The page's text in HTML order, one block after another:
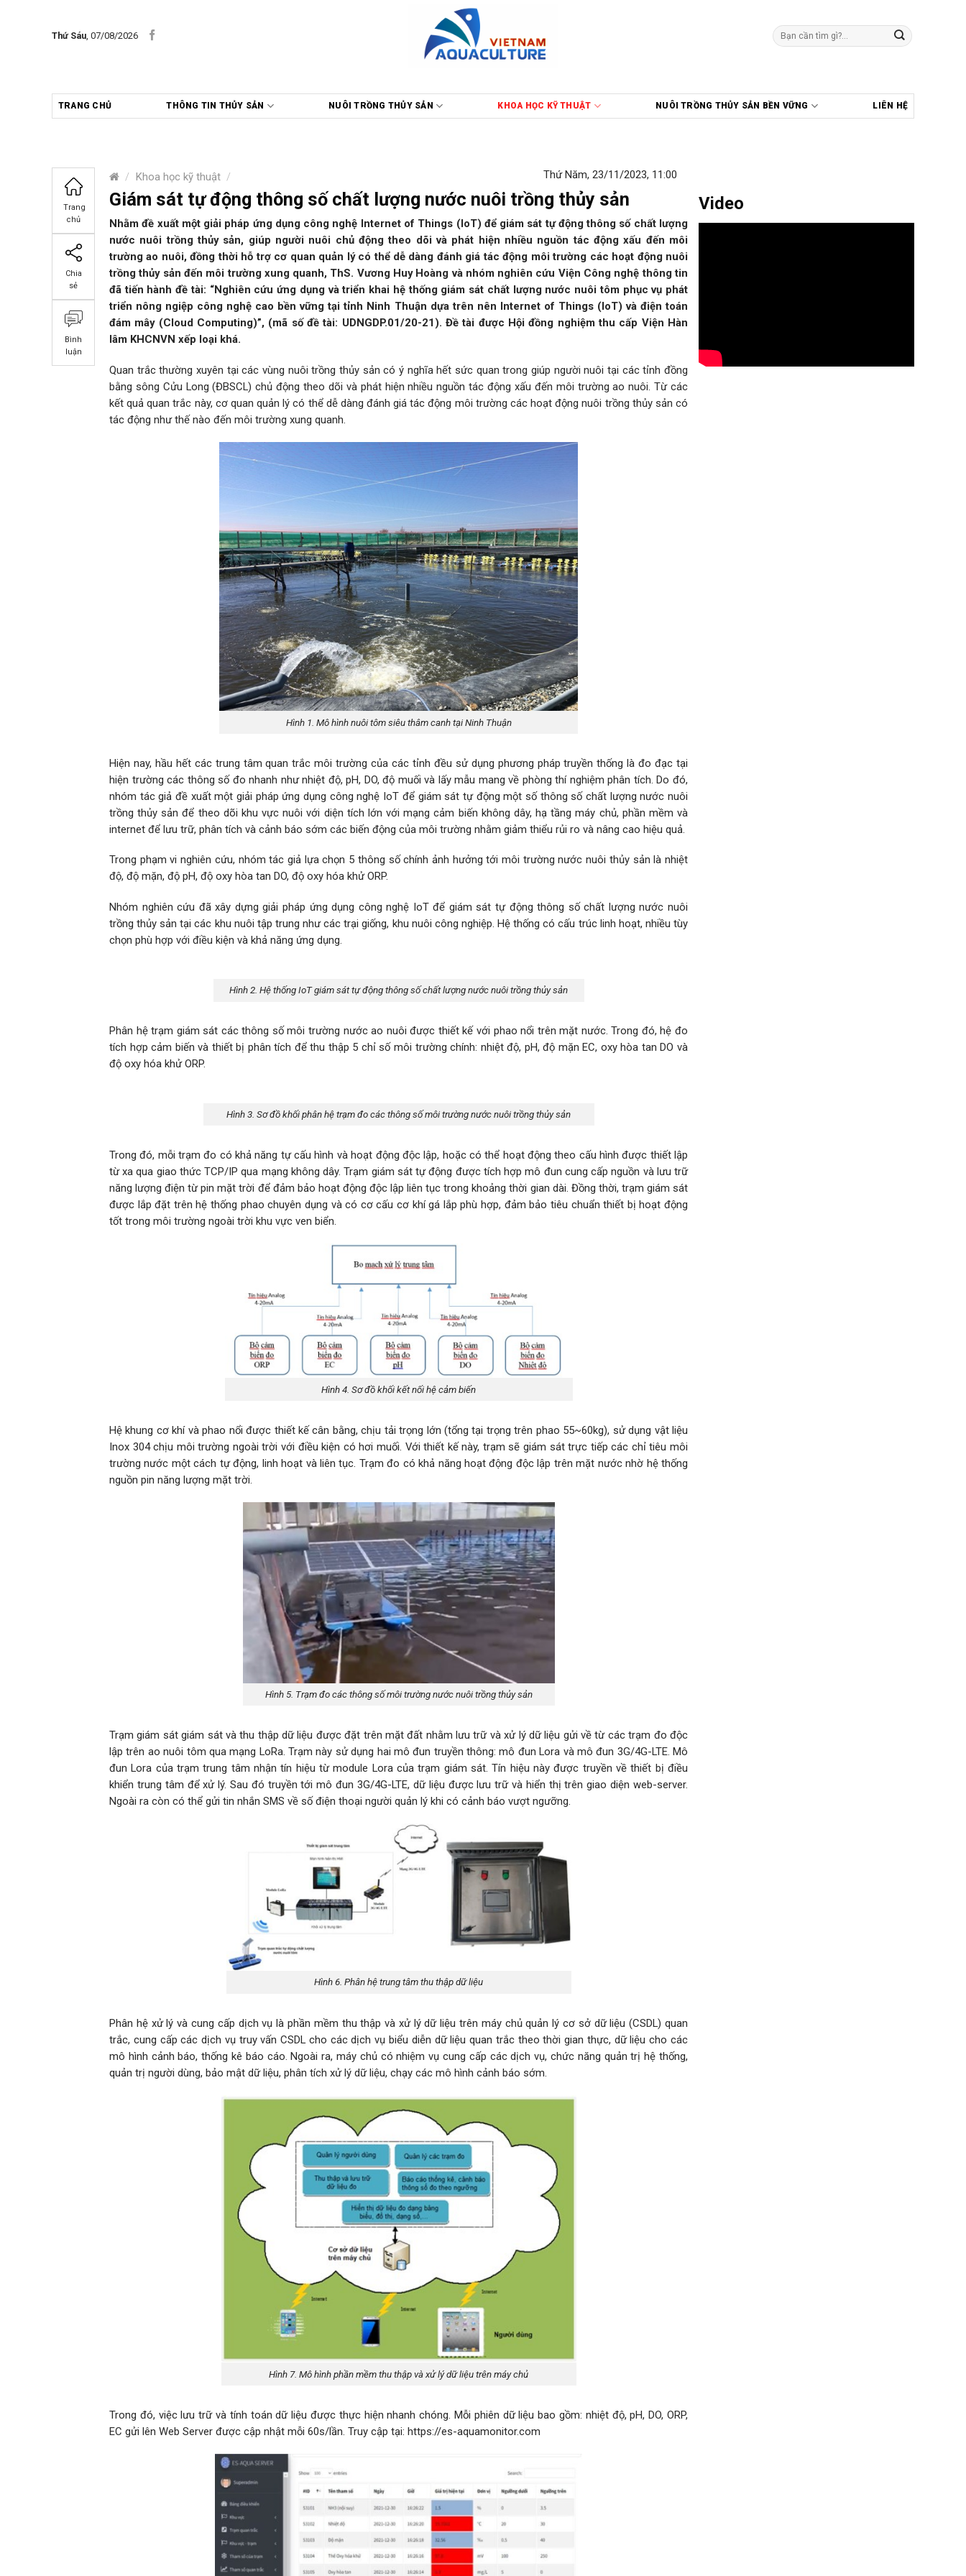
Thứ Sáu, 07/08/2026
Tìm
kiếm:
TRANG CHỦ THÔNG TIN THỦY SẢN NUÔI TRỒNG THỦY SẢN KHOA HỌC KỸ THUẬT NUÔI TRỒNG THỦY SẢN BỀN VỮNG LIÊN HỆ
/ Khoa học kỹ thuật /
Trang
chủ
Chia
sẻ
Bình
luận
Thứ Năm, 23/11/2023, 11:00
Giám sát tự động thông số chất lượng nước nuôi trồng thủy sản
Nhằm đề xuất một giải pháp ứng dụng công nghệ Internet of Things (IoT) để giám sát tự động thông số chất lượng
nước nuôi trồng thủy sản, giúp người nuôi chủ động theo dõi và phát hiện nhiều nguồn tác động xấu đến môi
trường ao nuôi, đồng thời hỗ trợ cơ quan quản lý có thể dễ dàng đánh giá tác động môi trường các hoạt động nuôi
trồng thủy sản đến môi trường xung quanh, ThS. Vương Huy Hoàng và nhóm nghiên cứu Viện Công nghệ thông tin
đã tiến hành đề tài: “Nghiên cứu ứng dụng và triển khai hệ thống giám sát chất lượng nước nuôi tôm phục vụ phát
triển nông ngiệp công nghệ cao bền vững tại tỉnh Ninh Thuận dựa trên nên Internet of Things (IoT) và điện toán
đám mây (Cloud Computing)”, (mã số đề tài: UDNGDP.01/20-21). Đề tài được Hội đồng nghiệm thu cấp Viện Hàn
lâm KHCNVN xếp loại khá.
Quan trắc thường xuyên tại các vùng nuôi trồng thủy sản có ý nghĩa hết sức quan trong giúp người nuôi tại các tỉnh đồng
bằng sông Cửu Long (ĐBSCL) chủ động theo dõi và phát hiện nhiều nguồn tác động xấu đến môi trường ao nuôi. Từ các
kết quả quan trắc này, cơ quan quản lý có thể dễ dàng đánh giá tác động môi trường các hoạt động nuôi trồng thủy sản có
tác động như thế nào đến môi trường xung quanh.
Hình 1. Mô hình nuôi tôm siêu thâm canh tại Ninh Thuận
Hiện nay, hầu hết các trung tâm quan trắc môi trường của các tỉnh đều sử dụng phương pháp truyền thống là đo đạc tại
hiện trường các thông số đo nhanh như nhiệt độ, pH, DO, độ muối và lấy mẫu mang về phòng thí nghiệm phân tích. Do đó,
nhóm tác giả đề xuất một giải pháp ứng dụng công nghệ IoT để giám sát tự động một số thông số chất lượng nước nuôi
trồng thủy sản để theo dõi khu vực nuôi với diện tích lớn với mạng cảm biến không dây, hạ tầng máy chủ, phần mềm và
internet để lưu trữ, phân tích và cảnh báo sớm các biến động của môi trường nhằm giảm thiểu rủi ro và nâng cao hiệu quả.
Trong phạm vi nghiên cứu, nhóm tác giả lựa chọn 5 thông số chính ảnh hưởng tới môi trường nước nuôi thủy sản là nhiệt
độ, độ mặn, độ pH, độ oxy hòa tan DO, độ oxy hóa khử ORP.
Nhóm nghiên cứu đã xây dựng giải pháp ứng dụng công nghệ IoT để giám sát tự động thông số chất lượng nước nuôi
trồng thủy sản tại các khu nuôi tập trung như các trại giống, khu nuôi công nghiệp. Hệ thống có cấu trúc linh hoạt, nhiều tùy
chọn phù hợp với điều kiện và khả năng ứng dụng.
Hình 2. Hệ thống IoT giám sát tự động thông số chất lượng nước nuôi trồng thủy sản
Phân hệ trạm giám sát các thông số môi trường nước ao nuôi được thiết kế với phao nổi trên mặt nước. Trong đó, hệ đo
tích hợp cảm biến và thiết bị phân tích để thu thập 5 chỉ số môi trường chính: nhiệt độ, pH, độ mặn EC, oxy hòa tan DO và
độ oxy hóa khử ORP.
Hình 3. Sơ đồ khối phân hệ trạm đo các thông số môi trường nước nuôi trồng thủy sản
Trong đó, mỗi trạm đo có khả năng tự cấu hình và hoạt động độc lập, hoặc có thể hoạt động theo cấu hình được thiết lập
từ xa qua giao thức TCP/IP qua mạng không dây. Trạm giám sát tự động được tích hợp mô đun cung cấp nguồn và lưu trữ
năng lượng điện từ pin mặt trời để đảm bảo hoạt động độc lập liên tục trong khoảng thời gian dài. Đồng thời, trạm giám sát
được lắp đặt trên hệ thống phao chuyên dụng và có cơ cấu cơ khí gá lắp phù hợp, đảm bảo tiêu chuẩn thiết bị hoạt động
tốt trong môi trường ngoài trời khu vực ven biển.
Hình 4. Sơ đồ khối kết nối hệ cảm biến
Hệ khung cơ khí và phao nổi được thiết kế cân bằng, chịu tải trọng lớn (tổng tại trọng trên phao 55~60kg), sử dụng vật liệu
Inox 304 chịu môi trường ngoài trời với điều kiện có hơi muối. Với thiết kế này, trạm sẽ giám sát trực tiếp các chỉ tiêu môi
trường nước một cách tự động, linh hoạt và liên tục. Trạm đo có khả năng hoạt động độc lập trên mặt nước nhờ hệ thống
nguồn pin năng lượng mặt trời.
Hình 5. Trạm đo các thông số môi trường nước nuôi trồng thủy sản
Trạm giám sát giám sát và thu thập dữ liệu được đặt trên mặt đất nhằm lưu trữ và xử lý dữ liệu gửi về từ các trạm đo độc
lập trên ao nuôi tôm qua mạng LoRa. Trạm này sử dụng hai mô đun truyền thông: mô đun Lora và mô đun 3G/4G-LTE. Mô
đun Lora của trạm trung tâm nhận tín hiệu từ module Lora của trạm giám sát. Tín hiệu này được truyền về thiết bị điều
khiển trung tâm để xử lý. Sau đó truyền tới mô đun 3G/4G-LTE, dữ liệu được lưu trữ và hiển thị trên giao diện web-server.
Ngoài ra còn có thể gửi tin nhắn SMS về số điện thoại người quản lý khi có cảnh báo vượt ngưỡng.
Hình 6. Phân hệ trung tâm thu thập dữ liệu
Phân hệ xử lý và cung cấp dịch vụ là phần mềm thu thập và xử lý dữ liệu trên máy chủ quản lý cơ sở dữ liệu (CSDL) quan
trắc, cung cấp các dịch vụ truy vấn CSDL cho các dịch vụ biểu diễn dữ liệu quan trắc theo thời gian thực, dữ liệu cho các
mô hình cảnh báo, thống kê báo cáo. Ngoài ra, máy chủ có nhiệm vụ cung cấp các dịch vụ, chức năng quản trị hệ thống,
quản trị người dùng, bảo mật dữ liệu, phân tích xử lý dữ liệu, chạy các mô hình cảnh báo sớm.
Hình 7. Mô hình phần mềm thu thập và xử lý dữ liệu trên máy chủ
Trong đó, việc lưu trữ và tính toán dữ liệu được thực hiện nhanh chóng. Mỗi phiên dữ liệu bao gồm: nhiệt độ, pH, DO, ORP,
EC gửi lên Web Server được cập nhật mỗi 60s/lần. Truy cập tại: https://es-aquamonitor.com
Video